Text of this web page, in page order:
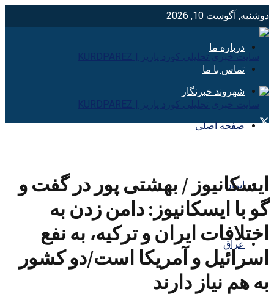
دوشنبه, آگوست 10, 2026
درباره ما
تماس با ما
شهروند خبرنگار
صفحه اصلی
ایران
عراق
ایسکانیوز / بهشتی پور در گفت و
گو با ایسکانیوز: دامن زدن به
اختلافات ایران و ترکیه، به نفع
اسرائیل و آمریکا است/دو کشور
به هم نیاز دارند